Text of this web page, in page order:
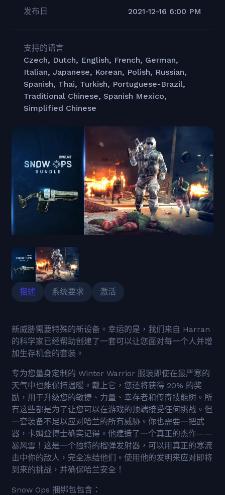
发布日 2021-12-16 6:00 PM
支持的语言
Czech, Dutch, English, French, German,
Italian, Japanese, Korean, Polish, Russian,
Spanish, Thai, Turkish, Portuguese-Brazil,
Traditional Chinese, Spanish Mexico,
Simplified Chinese
描述 系统要求 激活
新威胁需要特殊的新设备。幸运的是，我们来自 Harran
的科学家已经帮助创建了一套可以让您面对每一个人并增
加生存机会的套装。
专为您量身定制的 Winter Warrior 服装即使在最严寒的
天气中也能保持温暖。戴上它，您还将获得 20% 的奖
励，用于升级您的敏捷、力量、幸存者和传奇技能树。所
有这些都是为了让您可以在游戏的顶端接受任何挑战。但
一套装备不足以应对哈兰的所有威胁。你也需要一把武
器，卡姆登博士确实记得。他建造了一个真正的杰作——
暴风雪！这是一个独特的榴弹发射器，可以用真正的寒流
击中你的敌人，完全冻结他们。使用他的发明来应对即将
到来的挑战，并确保哈兰安全！
Snow Ops 捆绑包包含：